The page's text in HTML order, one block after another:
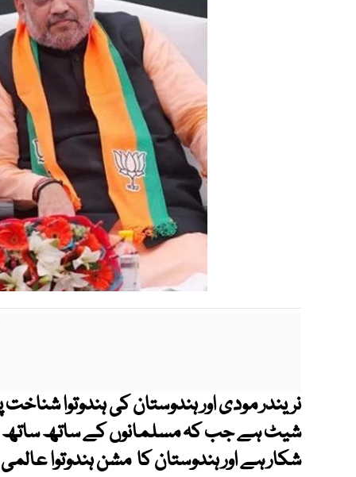
نریندر مودی اور ہندوستان کی ہندوتوا
شیٹ ہے جب کہ مسلمانوں کے ساتھ ساتھ
شکار ہے اور ہندوستان کا مشن ہندوتوا